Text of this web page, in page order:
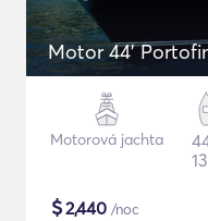
Motor 44'
Motorová jachta
$2,440 /noc